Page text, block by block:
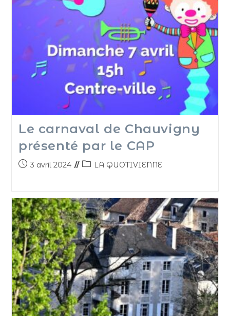
Le carnaval de Chauvigny
présenté par le CAP
3 avril 2024 LA QUOTIVIENNE